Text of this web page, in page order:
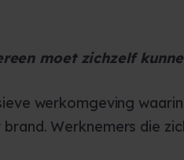
moet zichzelf
werkomgeving
Werknemers die